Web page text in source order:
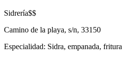
Sidrería$$
Camino de la playa, s/n, 33150
Especialidad: Sidra, empanada,